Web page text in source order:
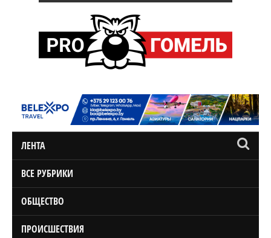
ЛЕНТА
ВСЕ РУБРИКИ
ОБЩЕСТВО
ПРОИСШЕСТВИЯ